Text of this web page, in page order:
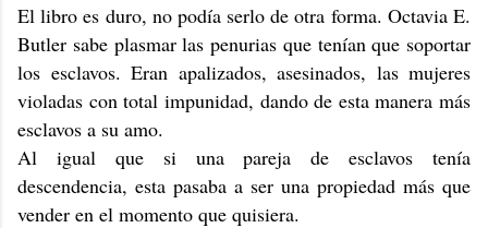
El libro es duro, no podía serlo de otra forma. Octavia E.
Butler sabe plasmar las penurias que tenían que soportar
los esclavos. Eran apalizados, asesinados, las mujeres
violadas con total impunidad, dando de esta manera más
esclavos a su amo.
Al igual que si una pareja de esclavos tenía
descendencia, esta pasaba a ser una propiedad más que
vender en el momento que quisiera.